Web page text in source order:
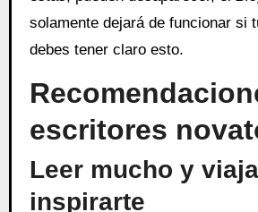
solamente dejará de funcionar si
debes tener claro esto.
escritores
Leer mucho y
inspirarte